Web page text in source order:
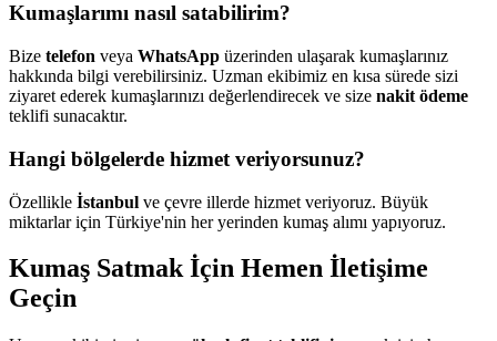
Kumaşlarımı nasıl satabilirim?
Bize telefon veya WhatsApp üzerinden ulaşarak kumaşlarınız
hakkında bilgi verebilirsiniz. Uzman ekibimiz en kısa sürede sizi
ziyaret ederek kumaşlarınızı değerlendirecek ve size nakit ödeme
teklifi sunacaktır.
Hangi bölgelerde hizmet veriyorsunuz?
Özellikle İstanbul ve çevre illerde hizmet veriyoruz. Büyük
miktarlar için Türkiye'nin her yerinden kumaş alımı yapıyoruz.
Kumaş Satmak İçin Hemen İletişime
Geçin